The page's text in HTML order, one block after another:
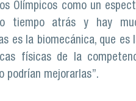
Olímpicos como un
tiempo atrás y hay
es la biomecánica, que es
físicas de la
podrían mejorarlas”.